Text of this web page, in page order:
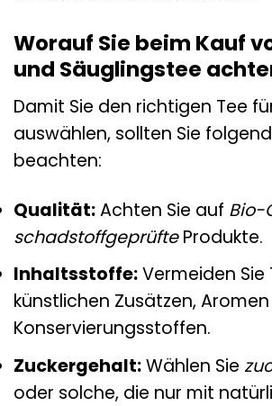
Worauf Sie beim Kauf
und Säuglingstee
Damit Sie den richtigen Tee
auswählen, sollten Sie
beachten:
Qualität:Achten Sie auf Bio-
schadstoffgeprüfteProdukte.
Inhaltsstoffe:Vermeiden Sie
künstlichen Zusätzen,
Konservierungsstoffen.
Zuckergehalt:Wählen Sie
oder solche, die nur mit